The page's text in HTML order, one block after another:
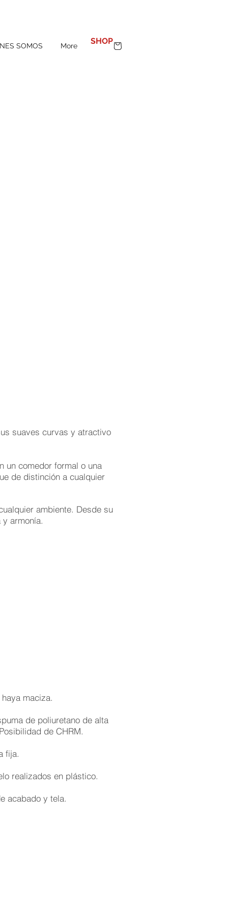
SOMOS More SHOP
suaves curvas y atractivo
un comedor formal o una
de distinción a cualquier
ambiente. Desde su
armonía.
maciza.
de poliuretano de alta
de CHRM.
fija.
realizados en plástico.
acabado y tela.